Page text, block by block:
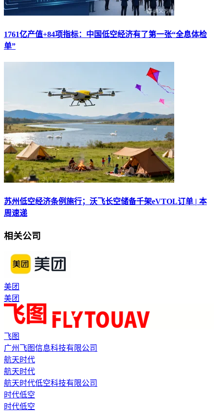
1761亿产值+84项指标：中国低空经济有了第一张“全息体检
单”
苏州低空经济条例施行；沃飞长空储备千架eVTOL订单 | 本
周速递
相关公司
美团
美团
飞图
广州飞图信息科技有限公司
航天时代
航天时代
航天时代低空科技有限公司
时代低空
时代低空